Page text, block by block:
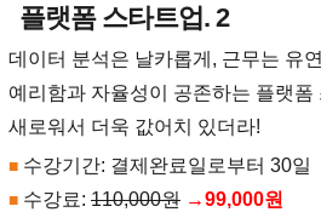
플랫폼 스타트업. 2
데이터 분석은 날카롭게, 근무는 유
예리함과 자율성이 공존하는 플랫폼
새로워서 더욱 값어치 있더라!
■ 수강기간: 결제완료일로부터 30일
■ 수강료: 110,000원 →99,000원